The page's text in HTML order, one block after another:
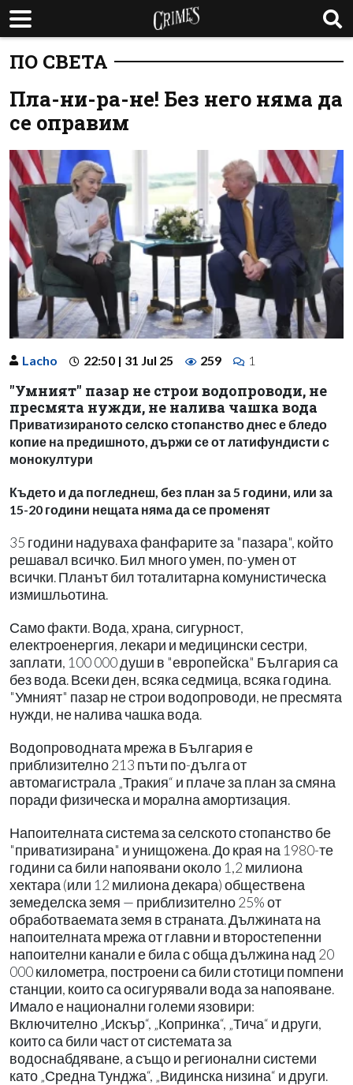
ПО СВЕТА
Пла-ни-ра-не! Без него няма да
се оправим
Lacho 22:50 | 31 Jul 25 259 1
"Умният" пазар не строи водопроводи, не
пресмята нужди, не налива чашка вода
Приватизираното селско стопанство днес е бледо
копие на предишното, държи се от латифундисти с
монокултури
Където и да погледнеш, без план за 5 години, или за
15-20 години нещата няма да се променят
35 години надуваха фанфарите за "пазара", който
решавал всичко. Бил много умен, по-умен от
всички. Планът бил тоталитарна комунистическа
измишльотина.
Само факти. Вода, храна, сигурност,
електроенергия, лекари и медицински сестри,
заплати, 100 000 души в "европейска" България са
без вода. Всеки ден, всяка седмица, всяка година.
"Умният" пазар не строи водопроводи, не пресмята
нужди, не налива чашка вода.
Водопроводната мрежа в България е
приблизително 213 пъти по-дълга от
автомагистрала „Тракия“ и плаче за план за смяна
поради физическа и морална амортизация.
Напоителната система за селското стопанство бе
"приватизирана" и унищожена. До края на 1980-те
години са били напоявани около 1,2 милиона
хектара (или 12 милиона декара) обществена
земеделска земя — приблизително 25% от
обработваемата земя в страната. Дължината на
напоителната мрежа от главни и второстепенни
напоителни канали е била с обща дължина над 20
000 километра, построени са били стотици помпени
станции, които са осигурявали вода за напояване.
Имало е национални големи язовири:
Включително „Искър“, „Копринка“, „Тича“ и други,
които са били част от системата за
водоснабдяване, а също и регионални системи
като „Средна Тунджа“, „Видинска низина“ и други.